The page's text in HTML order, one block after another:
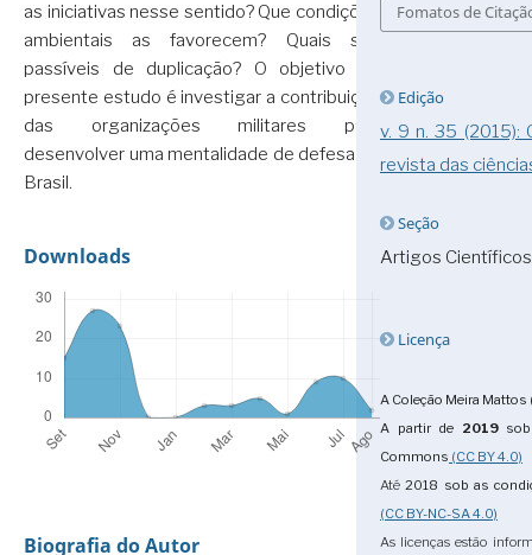
as iniciativas nesse sentido? Que condições
ambientais as favorecem? Quais são
passíveis de duplicação? O objetivo do
presente estudo é investigar a contribuição
das organizações militares para
desenvolver uma mentalidade de defesa no
Brasil.
Downloads
Biografia do Autor
Fomatos de
Edição
v. 9 n. 35 (2015):
revista das
Seção
Artigos Científicos
Licença
A Coleção Meira Mattos
A partir de 2019sob
Commons (CC BY 4.0)
Até2018 sob as
(CC BY-NC-SA 4.0)
As licenças estão